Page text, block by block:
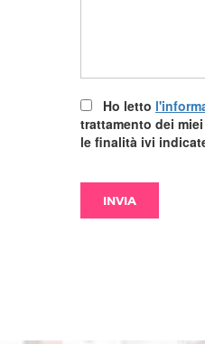
Ho letto
trattamento dei
le finalità ivi